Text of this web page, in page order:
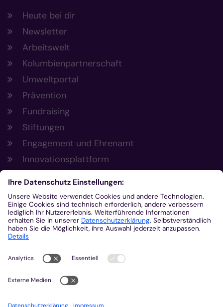
Heute bei dir
Newsletter
Arbeitswelt
Kolumbienpartnerschaft
Umweltportal
Prävention
Fundraising
Stiftungen
Engagement und Ehrenamt
Innovationsplattform
Aus der Plattform
Nachrichten
Veranstaltungen
Gottesdienste
Stellenangebote
Kirchenzeitung
Amtsblatt (Kirchlicher Anzeiger)